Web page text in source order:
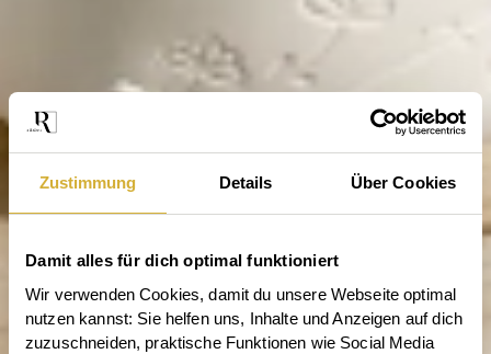
Zustimmung Details Über Cookies
Damit alles für dich optimal funktioniert
Wir verwenden Cookies, damit du unsere Webseite optimal
nutzen kannst: Sie helfen uns, Inhalte und Anzeigen auf dich
zuzuschneiden, praktische Funktionen wie Social Media